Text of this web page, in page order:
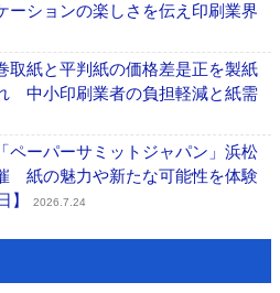
ーションの楽しさを伝え印刷業界
紙と平判紙の価格差是正を製紙
中小印刷業者の負担軽減と紙需
ーパーサミットジャパン」浜松
紙の魅力や新たな可能性を体験
】
2026.7.24